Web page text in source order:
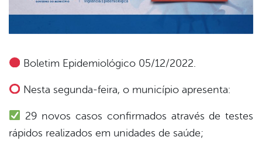
Boletim Epidemiológico 05/12/2022.
Nesta segunda-feira, o município apresenta:
29 novos casos confirmados através de testes
rápidos realizados em unidades de saúde;